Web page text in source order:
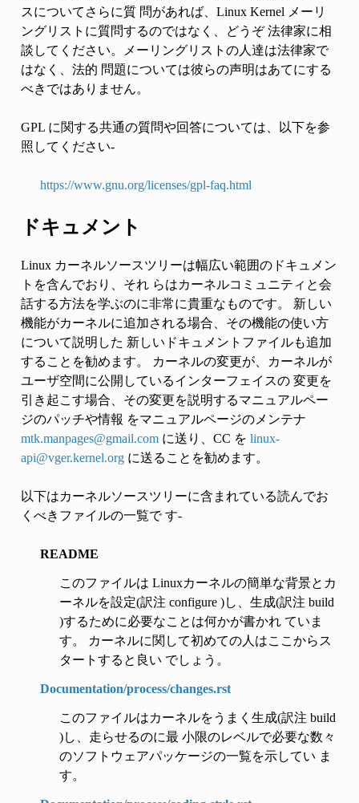
スについてさらに質 問があれば、Linux Kernel メーリ
ングリストに質問するのではなく、どうぞ 法律家に相
談してください。メーリングリストの人達は法律家で
はなく、法的 問題については彼らの声明はあてにする
べきではありません。
GPL に関する共通の質問や回答については、以下を参
照してください-
https://www.gnu.org/licenses/gpl-faq.html
ドキュメント
Linux カーネルソースツリーは幅広い範囲のドキュメン
トを含んでおり、それ らはカーネルコミュニティと会
話する方法を学ぶのに非常に貴重なものです。 新しい
機能がカーネルに追加される場合、その機能の使い方
について説明した 新しいドキュメントファイルも追加
することを勧めます。 カーネルの変更が、カーネルが
ユーザ空間に公開しているインターフェイスの 変更を
引き起こす場合、その変更を説明するマニュアルペー
ジのパッチや情報 をマニュアルページのメンテナ
mtk.manpages@gmail.comに送り、CC を linux-
api@vger.kernel.orgに送ることを勧めます。
以下はカーネルソースツリーに含まれている読んでお
くべきファイルの一覧で す-
README
このファイルは Linuxカーネルの簡単な背景とカ
ーネルを設定(訳注 configure )し、生成(訳注 build
)するために必要なことは何かが書かれ ていま
す。 カーネルに関して初めての人はここからス
タートすると良い でしょう。
Documentation/process/changes.rst
このファイルはカーネルをうまく生成(訳注 build
)し、走らせるのに最 小限のレベルで必要な数々
のソフトウェアパッケージの一覧を示してい ま
す。